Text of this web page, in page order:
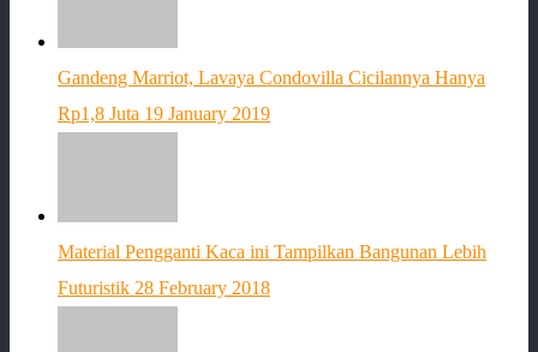
Gandeng Marriot, Lavaya Condovilla Cicilannya Hanya
Rp1,8 Juta 19 January 2019
Material Pengganti Kaca ini Tampilkan Bangunan Lebih
Futuristik 28 February 2018